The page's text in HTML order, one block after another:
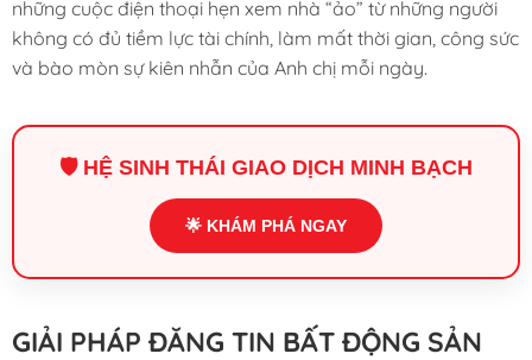
những cuộc điện thoại hẹn xem nhà “ảo” từ những người
không có đủ tiềm lực tài chính, làm mất thời gian, công sức
và bào mòn sự kiên nhẫn của Anh chị mỗi ngày.
🛡️ HỆ SINH THÁI GIAO DỊCH MINH BẠCH
🌟 KHÁM PHÁ NGAY
GIẢI PHÁP ĐĂNG TIN BẤT ĐỘNG SẢN